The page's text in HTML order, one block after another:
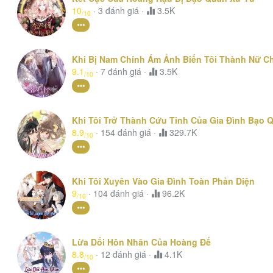
10/10 ·3 đánh giá · 3.5K
Khi Bị Nam Chính Ám Ảnh Biến Tôi Thành Nữ
9.1 /10 ·7 đánh giá · 3.5K
Khi Tôi Trở Thành Cứu Tinh Của Gia Đình Bạo
8.9/10 · 154 đánh giá · 329.7K
Khi Tôi Xuyên Vào Gia Đình Toàn Phản Diện
9/10 · 104 đánh giá · 96.2K
Lừa Dối Hôn Nhân Của Hoàng Đế
8.8/10 · 12 đánh giá · 4.1K